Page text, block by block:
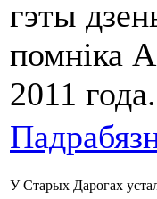
гэты
помніка
2011 года.
У Старых Дарогах